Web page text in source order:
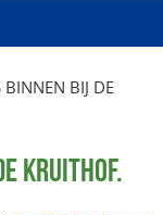
BINNEN BIJ DE
KRUITHOF.